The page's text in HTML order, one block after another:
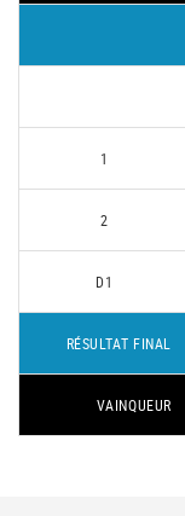
1
2
D1
RÉSULTAT FINAL
VAINQUEUR